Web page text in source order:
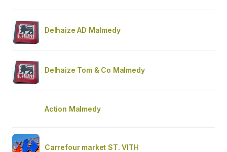
Delhaize AD Malmedy
Delhaize Tom & Co Malmedy
Action Malmedy
Carrefour market ST. VITH